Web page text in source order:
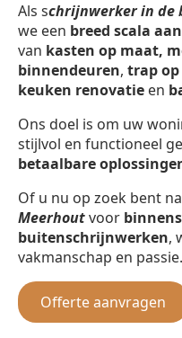
Als schrijnwerker in de
we een breed scala
van kasten op maat,
binnendeuren, trap
keuken renovatie en
Ons doel is om uw
stijlvol en functioneel
betaalbare
Of u nu op zoek bent
Meerhoutvoor
buitenschrijnwerken,
vakmanschap en passie.
Offerte aanvragen